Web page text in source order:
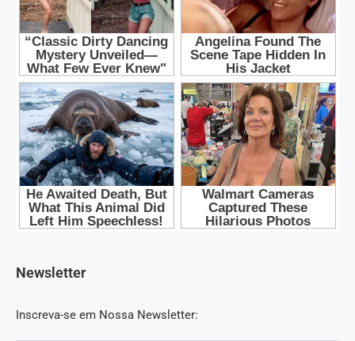
Newsletter
Inscreva-se em Nossa Newsletter: